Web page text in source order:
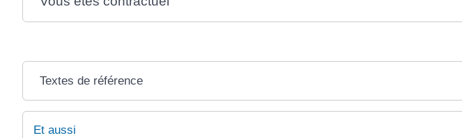
Textes de référence
Et aussi